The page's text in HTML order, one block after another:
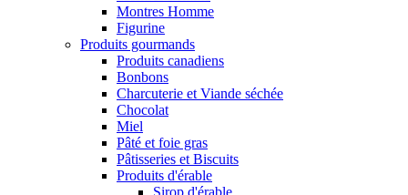
Montres Homme
Figurine
Produits gourmands
Produits canadiens
Bonbons
Charcuterie et Viande séchée
Chocolat
Miel
Pâté et foie gras
Pâtisseries et Biscuits
Produits d'érable
Sirop d'érable